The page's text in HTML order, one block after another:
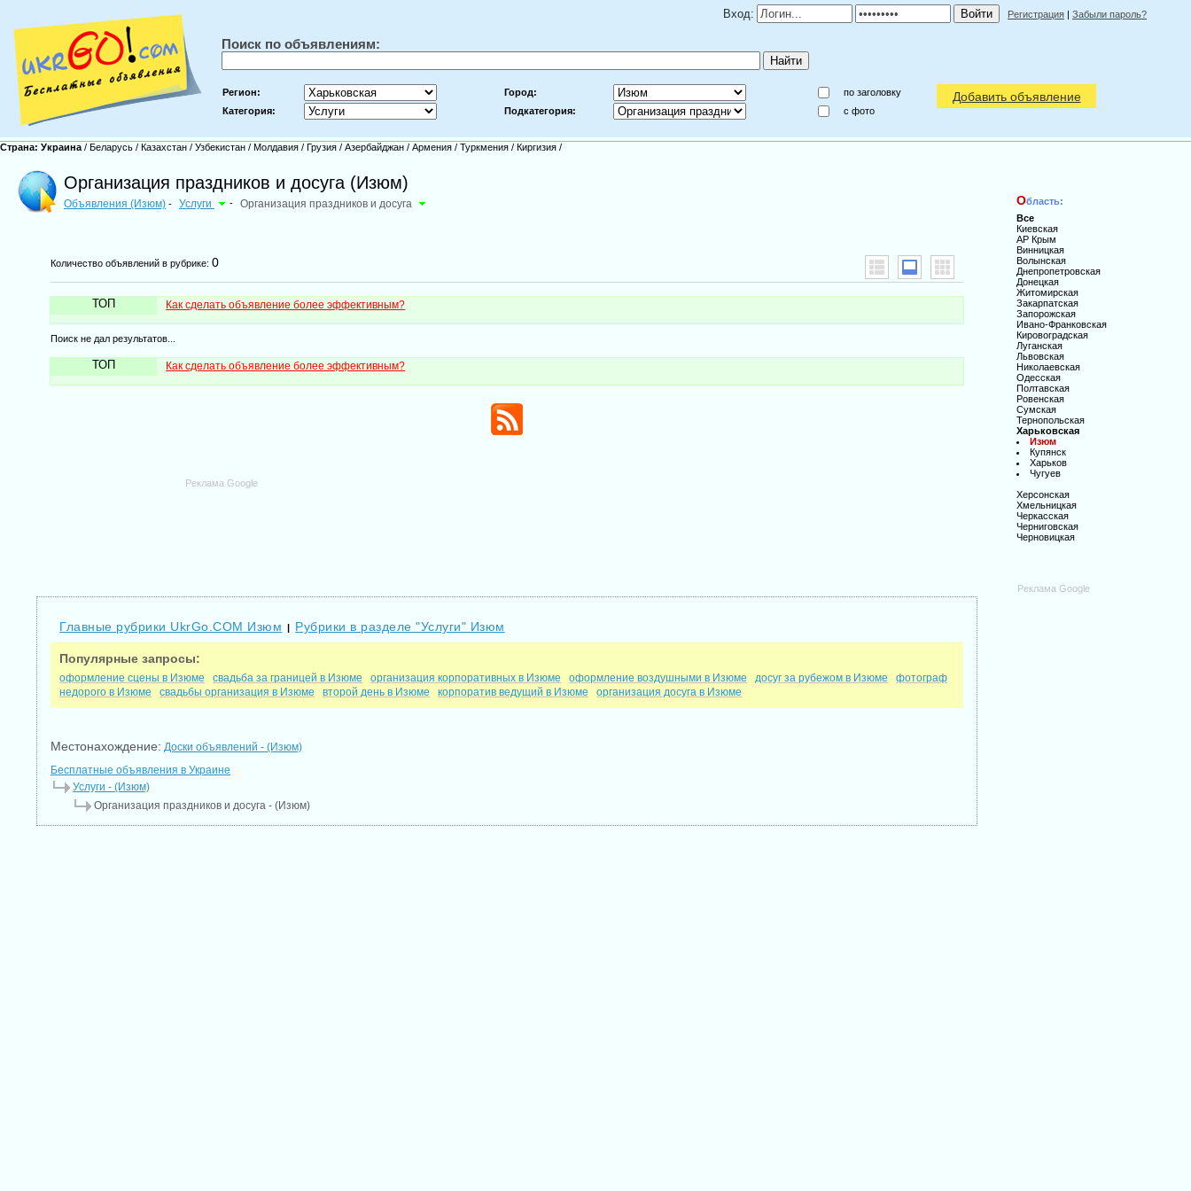
Вход: Регистрация | Забыли пароль?
Поиск по объявлениям:
Регион: Город:
по заголовку
Категория:
Подкатегория: c фото
Добавить объявление
Страна: Украина / Беларусь / Казахстан / Узбекистан / Молдавия / Грузия / Азербайджан / Армения / Туркмения / Киргизия /
Организация праздников и досуга (Изюм)
Объявления (Изюм) - Услуги - Организация праздников и досуга
Количество объявлений в рубрике:0
ТОП Как сделать объявление более эффективным?
Поиск не дал результатов...
ТОП Как сделать объявление более эффективным?
Реклама Google
Главные рубрики UkrGo.COM Изюм | Рубрики в разделе "Услуги" Изюм
Популярные запросы:
оформление сцены в Изюме свадьба за границей в Изюме организация корпоративных в Изюме оформление воздушными в Изюме досуг за рубежом в Изюме
фотограф
недорого в Изюме
свадьбы организация в Изюме второй день в Изюме корпоратив ведущий в Изюме организация досуга в Изюме
Местонахождение: Доски объявлений - (Изюм)
Бесплатные объявления в Украине
Услуги - (Изюм)
Организация праздников и досуга - (Изюм)
Область:
Все
Киевская
АР Крым
Винницкая
Волынская
Днепропетровская
Донецкая
Житомирская
Закарпатская
Запорожская
Ивано-Франковская
Кировоградская
Луганская
Львовская
Николаевская
Одесская
Полтавская
Ровенская
Сумская
Тернопольская
Харьковская
Изюм
Купянск
Харьков
Чугуев
Херсонская
Хмельницкая
Черкасская
Черниговская
Черновицкая
Реклама Google